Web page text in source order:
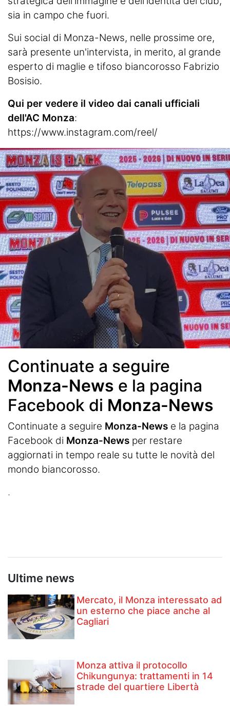
sia in campo che fuori.
Sui social di Monza-News, nelle prossime ore,
sarà presente un'intervista, in merito, al grande
esperto di maglie e tifoso biancorosso Fabrizio
Bosisio.
Qui per vedere il video dai canali ufficiali
dell'AC Monza:
https://www.instagram.com/reel/
Continuate a seguire
Monza-News e la pagina
Facebook di Monza-News
Continuate a seguire Monza-News e la pagina
Facebook di Monza-News per restare
aggiornati in tempo reale su tutte le novità del
mondo biancorosso.
.
Ultime news
Mercato, il Monza interessato ad
un esterno che piace anche al
Cagliari
Monza attiva il protocollo
Chikungunya: trattamenti in 14
strade del quartiere Libertà